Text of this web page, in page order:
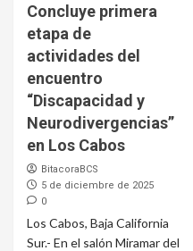
Concluye primera
etapa de
actividades del
encuentro
“Discapacidad y
Neurodivergencias”
en Los Cabos
BitacoraBCS
5 de diciembre de 2025
0
Los Cabos, Baja California
Sur.- En el salón Miramar del